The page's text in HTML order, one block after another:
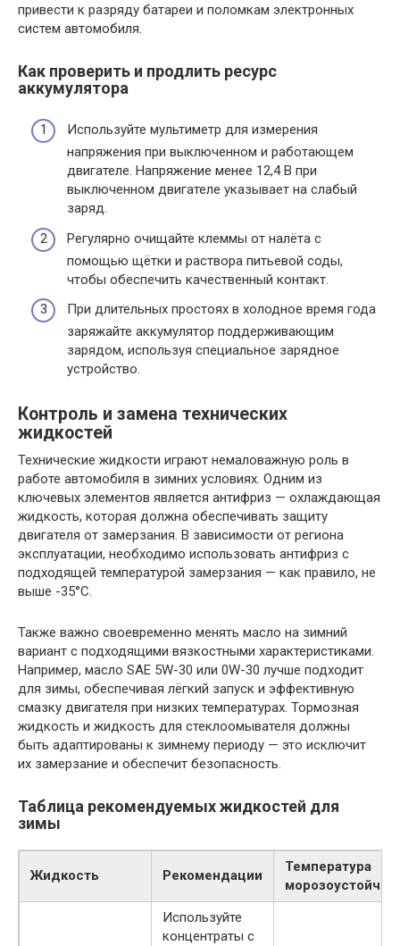
привести к разряду батареи и поломкам электронных
систем автомобиля.
Как проверить и продлить ресурс
аккумулятора
Используйте мультиметр для измерения
напряжения при выключенном и работающем
двигателе. Напряжение менее 12,4 В при
выключенном двигателе указывает на слабый
заряд.
Регулярно очищайте клеммы от налёта с
помощью щётки и раствора питьевой соды,
чтобы обеспечить качественный контакт.
При длительных простоях в холодное время года
заряжайте аккумулятор поддерживающим
зарядом, используя специальное зарядное
устройство.
Контроль и замена технических
жидкостей
Технические жидкости играют немаловажную роль в
работе автомобиля в зимних условиях. Одним из
ключевых элементов является антифриз — охлаждающая
жидкость, которая должна обеспечивать защиту
двигателя от замерзания. В зависимости от региона
эксплуатации, необходимо использовать антифриз с
подходящей температурой замерзания — как правило, не
выше -35°С.
Также важно своевременно менять масло на зимний
вариант с подходящими вязкостными характеристиками.
Например, масло SAE 5W-30 или 0W-30 лучше подходит
для зимы, обеспечивая лёгкий запуск и эффективную
смазку двигателя при низких температурах. Тормозная
жидкость и жидкость для стеклоомывателя должны
быть адаптированы к зимнему периоду — это исключит
их замерзание и обеспечит безопасность.
Таблица рекомендуемых жидкостей для
зимы
Жидкость Рекомендации
Температура
Используйте
концентраты с